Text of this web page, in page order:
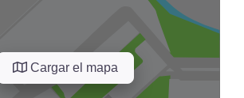
Cargar el mapa